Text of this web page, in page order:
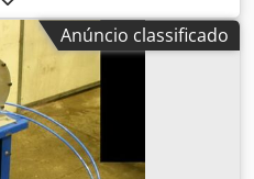
Anúncio classificado